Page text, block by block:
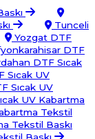
Tunceli
Yozgat DTF
DTF
DTF Sıcak
Sıcak UV
Sıcak UV
UV Kabartma
Tekstil
Tekstil Baskı